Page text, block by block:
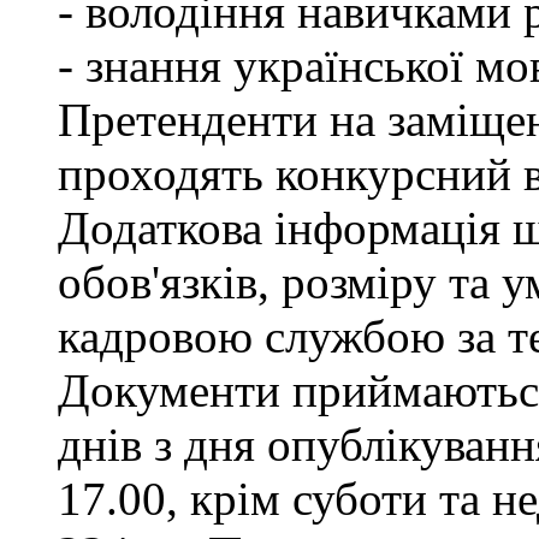
- володіння навичками
- знання української
Претенденти на
проходять конкурсний
Додаткова інформація
обов'язків, розміру та
кадровою службою за
Документи
днів з дня
17.00, крім суботи та